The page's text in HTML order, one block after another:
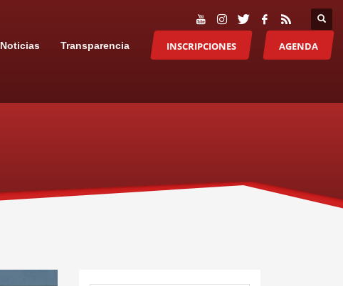
Noticias Transparencia INSCRIPCIONES AGENDA